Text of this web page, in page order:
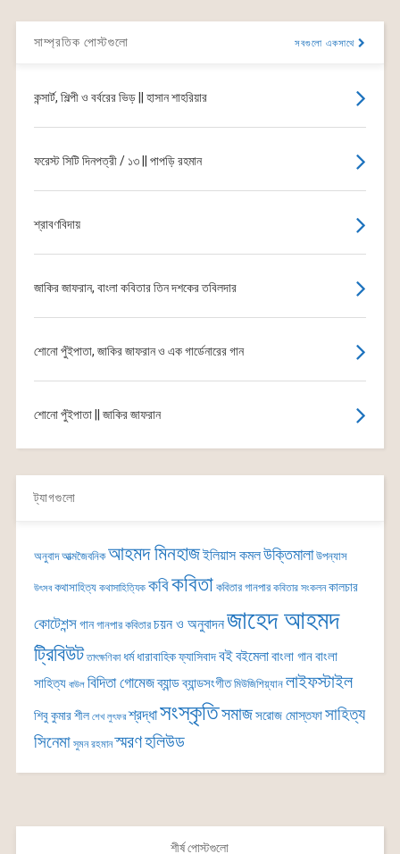
সাম্প্রতিক পোস্টগুলো সবগুলো একসাথে
কন্সার্ট, শিল্পী ও বর্বরের ভিড় || হাসান শাহরিয়ার
ফরেস্ট সিটি দিনপত্রী / ১৩ || পাপড়ি রহমান
শ্রাবণবিদায়
জাকির জাফরান, বাংলা কবিতার তিন দশকের তবিলদার
শোনো পুঁইপাতা, জাকির জাফরান ও এক গার্ডেনারের গান
শোনো পুঁইপাতা || জাকির জাফরান
ট্যাগগুলো
অনুবাদ আত্মজৈবনিক আহমদ মিনহাজইলিয়াস কমলউক্তিমালা উপন্যাস
উৎসব কথাসাহিত্য কথাসাহিত্যিক কবিকবিতা কবিতার গানপার কবিতার সংকলন কালচার
কোটেশন্সগান গানপার কবিতার চয়ন ও অনুবাদনজাহেদ আহমদ
ট্রিবিউট তাৎক্ষণিকা ধর্ম ধারাবাহিকফ্যাসিবাদবইবইমেলাবাংলা গানবাংলা
সাহিত্য বাউল বিদিতা গোমেজব্যান্ডব্যান্ডসংগীত মিউজিশিয়্যান লাইফস্টাইল
শিবু কুমার শীল শেখ লুৎফর শ্রদ্ধাসংস্কৃতিসমাজসরোজ মোস্তফাসাহিত্য
সিনেমা সুমন রহমান স্মরণহলিউড
শীর্ষ পোস্টগুলো